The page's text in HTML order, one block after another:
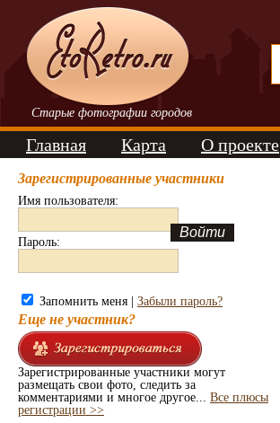
Старые фотографии городов
Главная Карта О проекте
Зарегистрированные участники
Имя пользователя:
Пароль:
Запомнить меня | Забыли пароль?
Еще не участник?
Зарегистрированные участники могут
размещать свои фото, следить за
комментариями и многое другое... Все плюсы
регистрации >>